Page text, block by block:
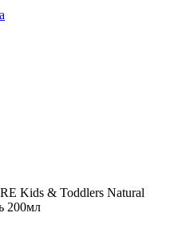
Kids & Toddlers Natural
200мл